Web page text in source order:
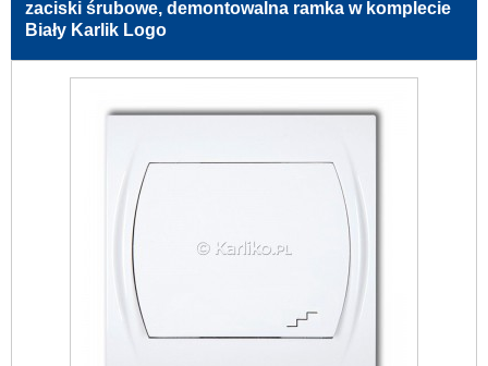
zaciski śrubowe, demontowalna ramka w komplecie
Biały Karlik Logo